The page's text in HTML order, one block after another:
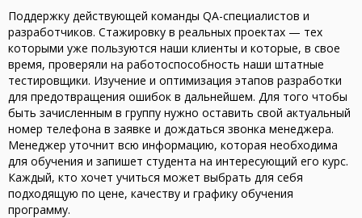
Поддержку действующей команды QA-специалистов и
разработчиков. Стажировку в реальных проектах — тех
которыми уже пользуются наши клиенты и которые, в свое
время, проверяли на работоспособность наши штатные
тестировщики. Изучение и оптимизация этапов разработки
для предотвращения ошибок в дальнейшем. Для того чтобы
быть зачисленным в группу нужно оставить свой актуальный
номер телефона в заявке и дождаться звонка менеджера.
Менеджер уточнит всю информацию, которая необходима
для обучения и запишет студента на интересующий его курс.
Каждый, кто хочет учиться может выбрать для себя
подходящую по цене, качеству и графику обучения
программу.